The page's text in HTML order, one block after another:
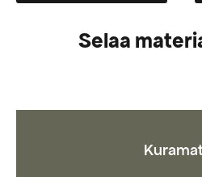
vaihtoehtoja,Selaa